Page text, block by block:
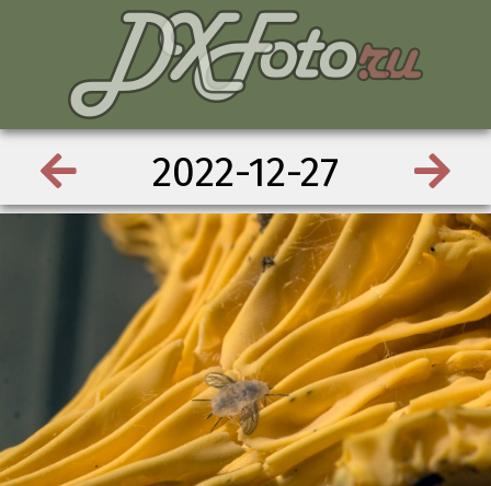
2022-12-27